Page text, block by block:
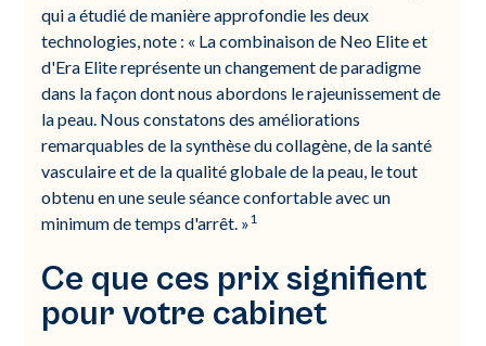
qui a étudié de manière approfondie les deux
technologies, note : « La combinaison de Neo Elite et
d'Era Elite représente un changement de paradigme
dans la façon dont nous abordons le rajeunissement de
la peau. Nous constatons des améliorations
remarquables de la synthèse du collagène, de la santé
vasculaire et de la qualité globale de la peau, le tout
obtenu en une seule séance confortable avec un
minimum de temps d'arrêt. »1
Ce que ces prix signifient
pour votre cabinet